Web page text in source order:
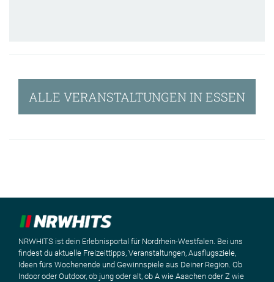
ALLE VERANSTALTUNGEN IN ESSEN
NRWHITS ist dein Erlebnisportal für Nordrhein-Westfalen. Bei uns
findest du aktuelle Freizeittipps, Veranstaltungen, Ausflugsziele,
Ideen fürs Wochenende und Gewinnspiele aus Deiner Region. Ob
Indoor oder Outdoor, ob jung oder alt, ob A wie Aaachen oder Z wie